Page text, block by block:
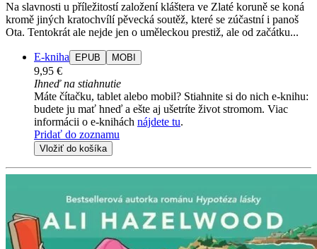
Na slavnosti u příležitostí založení kláštera ve Zlaté koruně se koná
kromě jiných kratochvílí pěvecká soutěž, které se zúčastní i panoš
Ota. Tentokrát ale nejde jen o uměleckou prestiž, ale od začátku...
E-kniha EPUB MOBI
9,95 €
Ihneď na stiahnutie
Máte čítačku, tablet alebo mobil? Stiahnite si do nich e-knihu:
budete ju mať hneď a ešte aj ušetríte život stromom. Viac
informácii o e-knihách nájdete tu.
Pridať do zoznamu
Vložiť do košíka